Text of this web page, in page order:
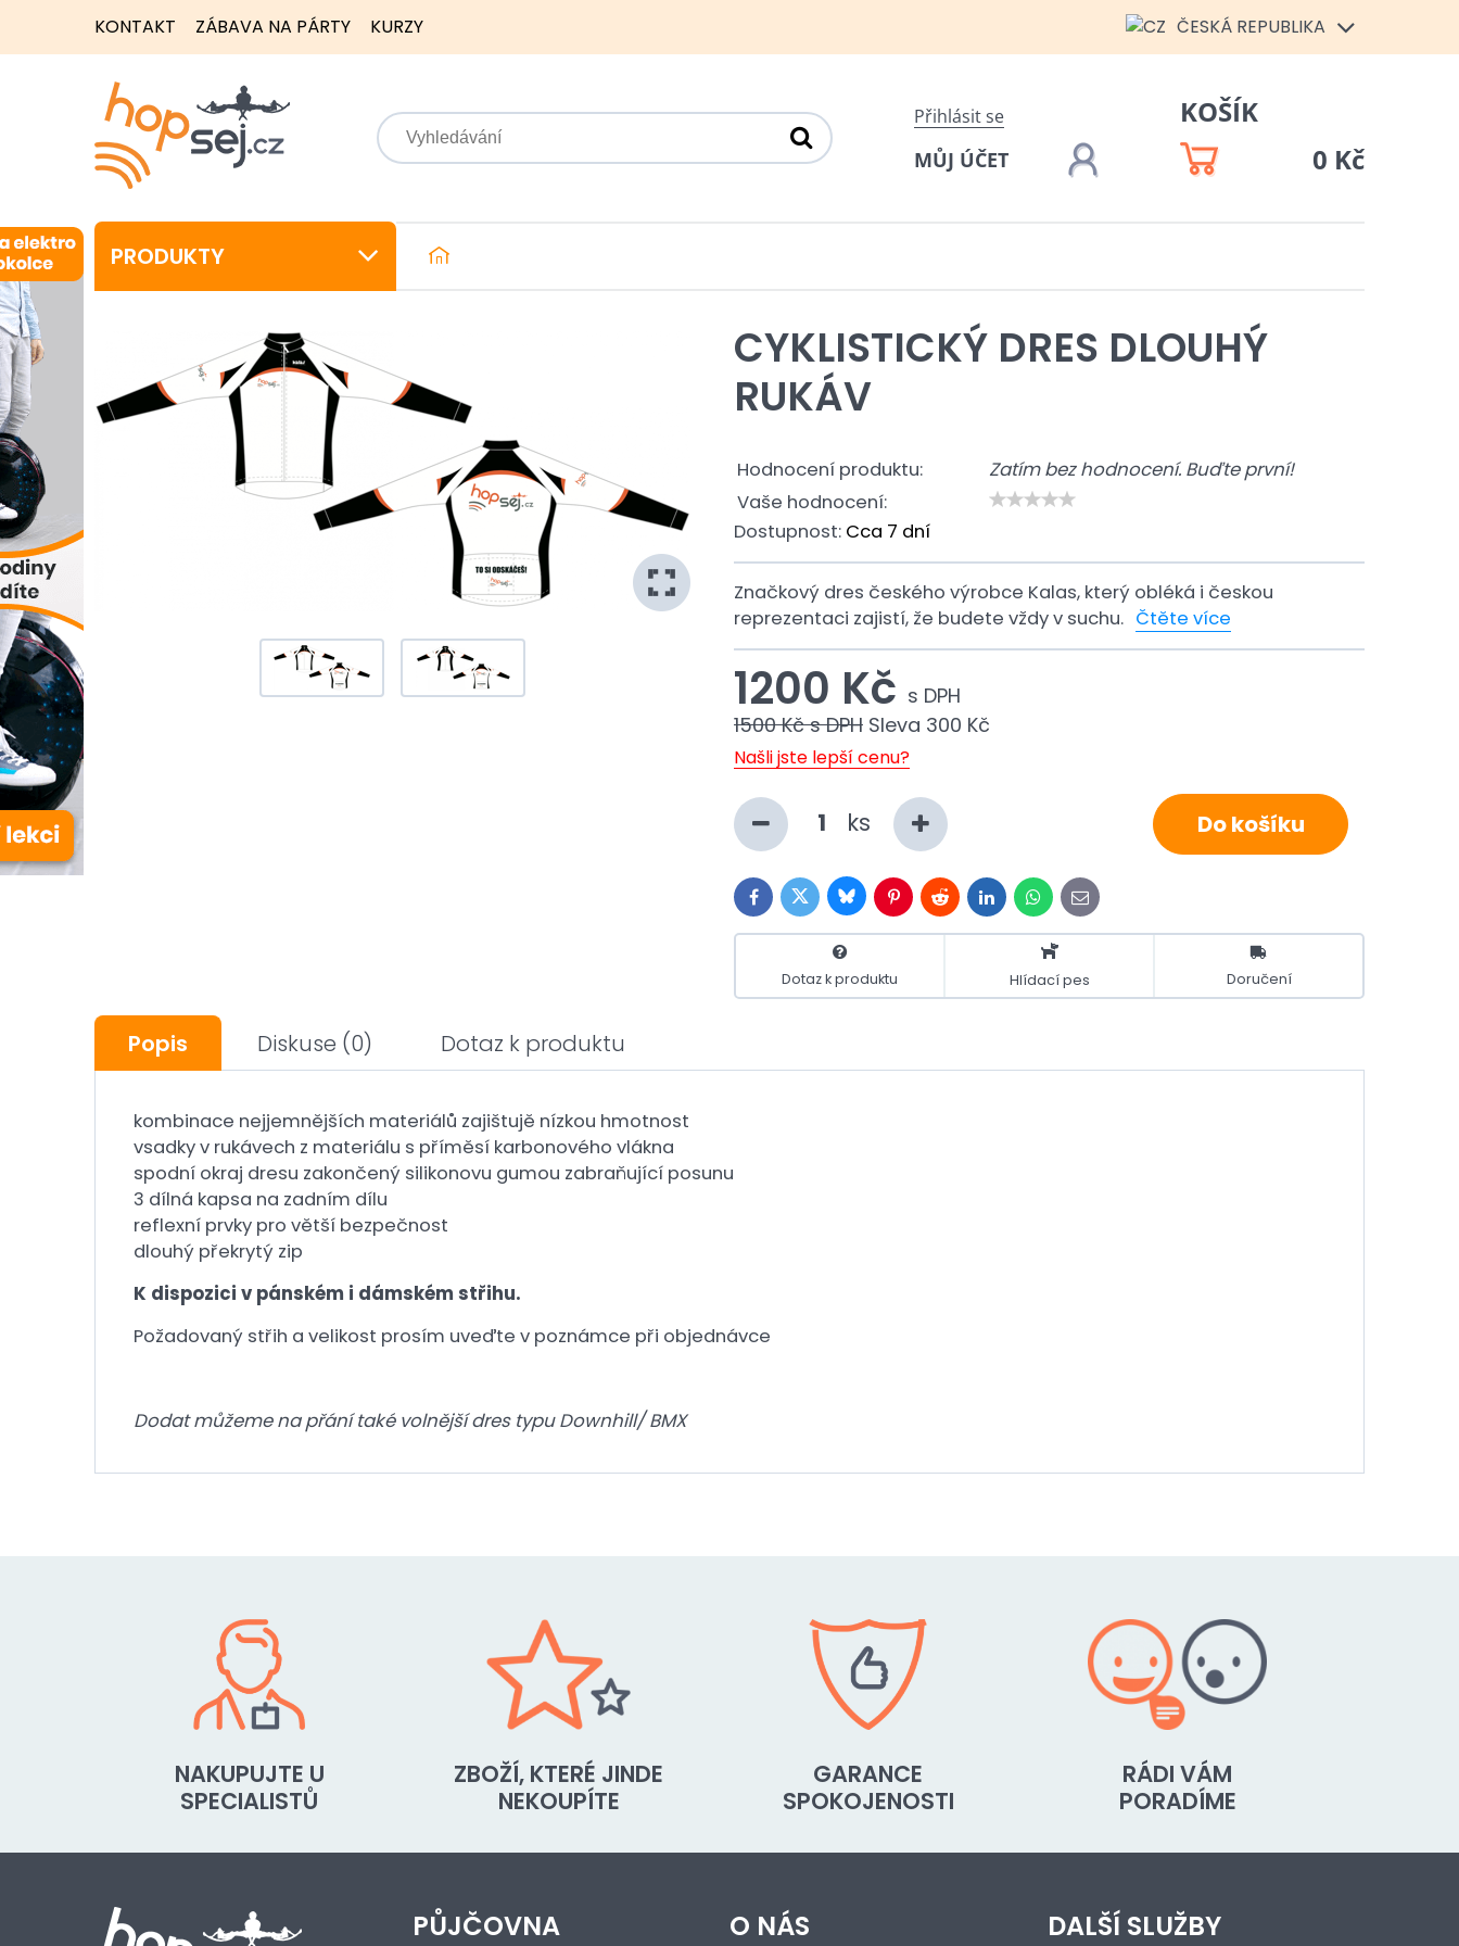
KONTAKT ZÁBAVA NA PÁRTY KURZY ČESKÁ REPUBLIKA
Přihlásit se
MŮJ ÚČET
KOŠÍK
0 Kč
PRODUKTY
CYKLISTICKÝ DRES DLOUHÝ
RUKÁV
Hodnocení produktu:
Zatím bez hodnocení. Buďte první!
Vaše hodnocení:
Dostupnost: Cca 7 dní
Značkový dres českého výrobce Kalas, který obléká i českou
reprezentaci zajistí, že budete vždy v suchu. Čtěte více
1200 Kč s DPH
1500 Kč s DPH Sleva 300 Kč
Našli jste lepší cenu?
ks Do košíku
FacebookTwitterBlueskyPinterestRedditLinkedInWhatsApp
E-
mail
Dotaz k produktu Hlídací pes Doručení
Popis Diskuse (0) Dotaz k produktu
kombinace nejjemnějších materiálů zajištujě nízkou hmotnost
vsadky v rukávech z materiálu s příměsí karbonového vlákna
spodní okraj dresu zakončený silikonovu gumou zabraňující posunu
3 dílná kapsa na zadním dílu
reflexní prvky pro větší bezpečnost
dlouhý překrytý zip
K dispozici v pánském i dámském střihu.
Požadovaný střih a velikost prosím uveďte v poznámce při objednávce
Dodat můžeme na přání také volnější dres typu Downhill/ BMX
NAKUPUJTE U
SPECIALISTŮ
ZBOŽÍ, KTERÉ JINDE
NEKOUPÍTE
GARANCE
SPOKOJENOSTI
RÁDI VÁM
PORADÍME
PŮJČOVNA O NÁS DALŠÍ SLUŽBY